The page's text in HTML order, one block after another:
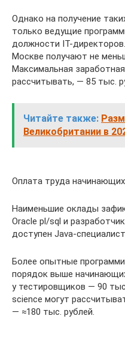
Однако на получение
только ведущие
должности IT-
Москве получают не
Максимальная
рассчитывать, — 85 тыс.
Читайте также:
Великобритании в
Оплата труда
Наименьшие оклады
Oracle pl/sql и
доступен Java-
Более опытные
порядок выше
у тестировщиков — 90
science могут
— ≈180 тыс. рублей.